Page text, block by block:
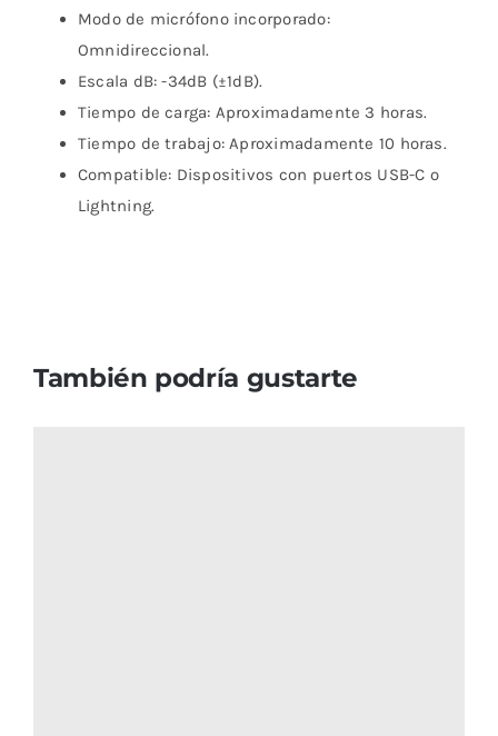
Modo de micrófono incorporado:
Omnidireccional.
Escala dB: -34dB (±1dB).
Tiempo de carga: Aproximadamente 3 horas.
Tiempo de trabajo: Aproximadamente 10 horas.
Compatible: Dispositivos con puertos USB-C o
Lightning.
También podría gustarte